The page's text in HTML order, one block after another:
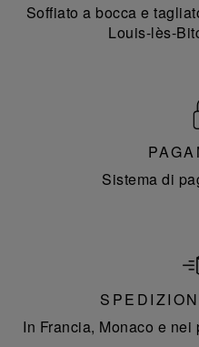
Soffiato a bocca e
Louis-lès-
Sistema di
In Francia, Monaco e nei